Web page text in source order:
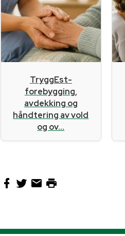
TryggEst-
forebygging,
avdekking og
håndtering av vold
og ov...